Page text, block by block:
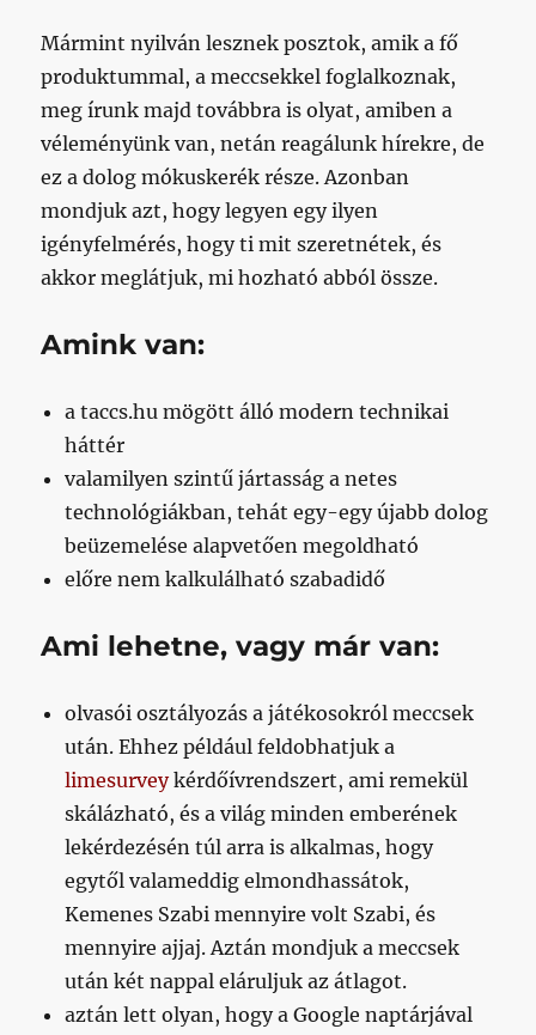
Mármint nyilván lesznek posztok, amik a fő
produktummal, a meccsekkel foglalkoznak,
meg írunk majd továbbra is olyat, amiben a
véleményünk van, netán reagálunk hírekre, de
ez a dolog mókuskerék része. Azonban
mondjuk azt, hogy legyen egy ilyen
igényfelmérés, hogy ti mit szeretnétek, és
akkor meglátjuk, mi hozható abból össze.
Amink van:
a taccs.hu mögött álló modern technikai
háttér
valamilyen szintű jártasság a netes
technológiákban, tehát egy-egy újabb dolog
beüzemelése alapvetően megoldható
előre nem kalkulálható szabadidő
Ami lehetne, vagy már van:
olvasói osztályozás a játékosokról meccsek
után. Ehhez például feldobhatjuk a
limesurveykérdőívrendszert, ami remekül
skálázható, és a világ minden emberének
lekérdezésén túl arra is alkalmas, hogy
egytől valameddig elmondhassátok,
Kemenes Szabi mennyire volt Szabi, és
mennyire ajjaj. Aztán mondjuk a meccsek
után két nappal eláruljuk az átlagot.
aztán lett olyan, hogy a Google naptárjával